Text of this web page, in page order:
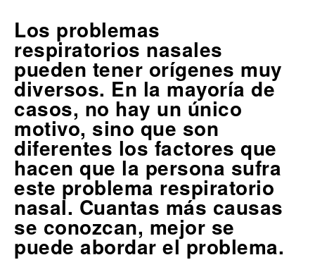
Los problemas
respiratorios nasales
pueden tener orígenes muy
diversos. En la mayoría de
casos, no hay un único
motivo, sino que son
diferentes los factores que
hacen que la persona sufra
este problema respiratorio
nasal. Cuantas más causas
se conozcan, mejor se
puede abordar el problema.